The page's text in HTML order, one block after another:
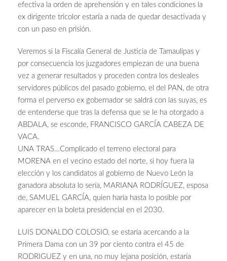
efectiva la orden de aprehensión y en tales condiciones la
ex dirigente tricolor estaría a nada de quedar desactivada y
con un paso en prisión.
Veremos si la Fiscalía General de Justicia de Tamaulipas y
por consecuencia los juzgadores empiezan de una buena
vez a generar resultados y proceden contra los desleales
servidores públicos del pasado gobierno, el del PAN, de otra
forma el perverso ex gobernador se saldrá con las suyas, es
de entenderse que tras la defensa que se le ha otorgado a
ABDALA, se esconde, FRANCISCO GARCÍA CABEZA DE
VACA.
UNA TRAS…Complicado el terreno electoral para
MORENA en el vecino estado del norte, si hoy fuera la
elección y los candidatos al gobierno de Nuevo León la
ganadora absoluta lo sería, MARIANA RODRÍGUEZ, esposa
de, SAMUEL GARCÍA, quien haría hasta lo posible por
aparecer en la boleta presidencial en el 2030.
LUIS DONALDO COLOSIO, se estaría acercando a la
Primera Dama con un 39 por ciento contra el 45 de
RODRIGUEZ y en una, no muy lejana posición, estaría